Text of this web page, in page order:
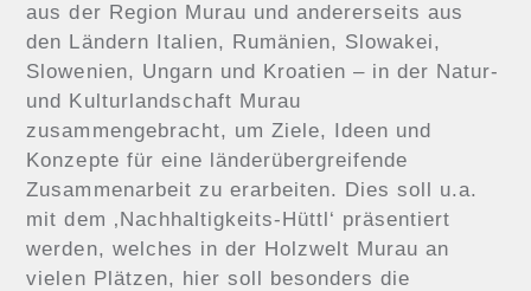
aus der Region Murau und andererseits aus
den Ländern Italien, Rumänien, Slowakei,
Slowenien, Ungarn und Kroatien – in der Natur-
und Kulturlandschaft Murau
zusammengebracht, um Ziele, Ideen und
Konzepte für eine länderübergreifende
Zusammenarbeit zu erarbeiten. Dies soll u.a.
mit dem ‚Nachhaltigkeits-Hüttl‘ präsentiert
werden, welches in der Holzwelt Murau an
vielen Plätzen, hier soll besonders die